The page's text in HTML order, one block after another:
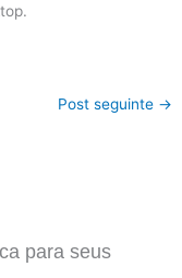
Post seguinte →
para seus